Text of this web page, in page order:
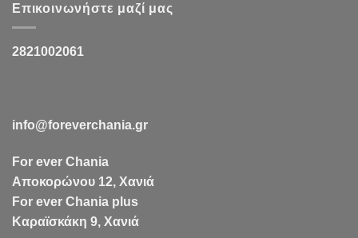
Επικοινωνήστε μαζί μας
2821002061
info@foreverchania.gr
For ever Chania
Αποκορώνου 12, Χανιά
For ever Chania plus
Καραϊσκάκη 9, Χανιά